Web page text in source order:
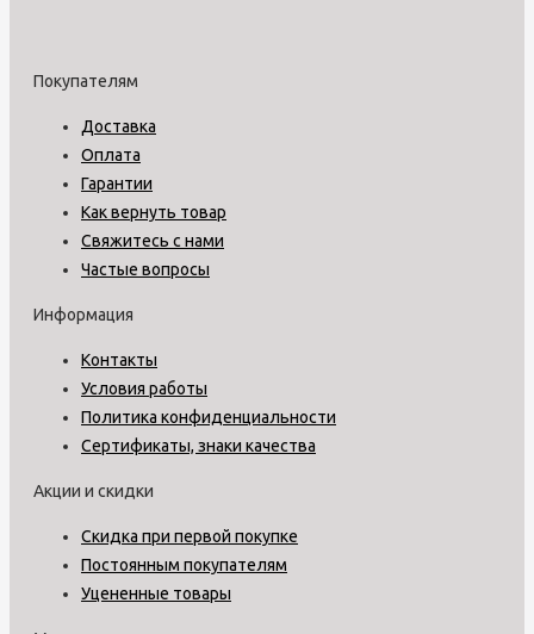
Покупателям
Доставка
Оплата
Гарантии
Как вернуть товар
Свяжитесь с нами
Частые вопросы
Информация
Контакты
Условия работы
Политика конфиденциальности
Сертификаты, знаки качества
Акции и скидки
Скидка при первой покупке
Постоянным покупателям
Уцененные товары